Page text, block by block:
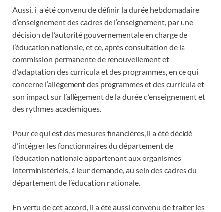
Aussi, il a été convenu de définir la durée hebdomadaire
d’enseignement des cadres de l’enseignement, par une
décision de l’autorité gouvernementale en charge de
l’éducation nationale, et ce, après consultation de la
commission permanente de renouvellement et
d’adaptation des curricula et des programmes, en ce qui
concerne l’allégement des programmes et des curricula et
son impact sur l’allègement de la durée d’enseignement et
des rythmes académiques.
Pour ce qui est des mesures financières, il a été décidé
d’intégrer les fonctionnaires du département de
l’éducation nationale appartenant aux organismes
interministériels, à leur demande, au sein des cadres du
département de l’éducation nationale.
En vertu de cet accord, il a été aussi convenu de traiter les